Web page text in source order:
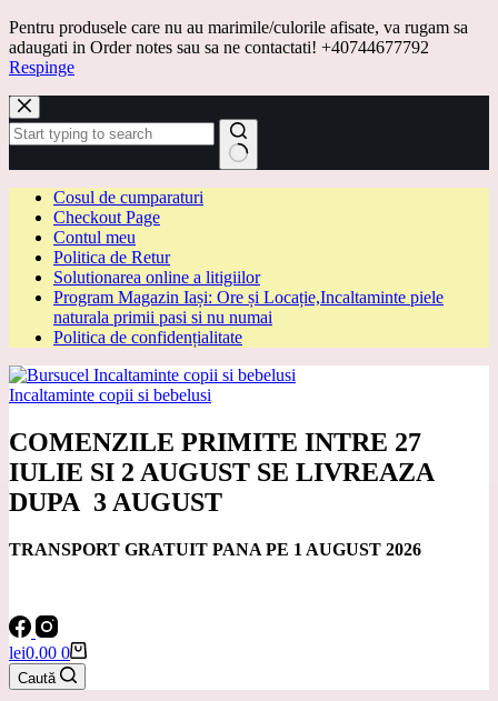
Pentru produsele care nu au marimile/culorile afisate, va rugam sa
adaugati in Order notes sau sa ne contactati! +40744677792
Respinge
Sari
la
conținut
rezultatCosul de cumparaturi
Checkout Page
Contul meu
Politica de Retur
Solutionarea online a litigiilor
Program Magazin Iași: Ore și Locație,Incaltaminte piele
naturala primii pasi si nu numai
Politica de confidențialitate
Incaltaminte copii si bebelusi
COMENZILE PRIMITE INTRE 27
IULIE SI 2 AUGUST SE LIVREAZA
DUPA 3 AUGUST
TRANSPORT GRATUIT PANA PE 1 AUGUST 2026
Coș
de
cumpărături
lei0.00 0
Caută